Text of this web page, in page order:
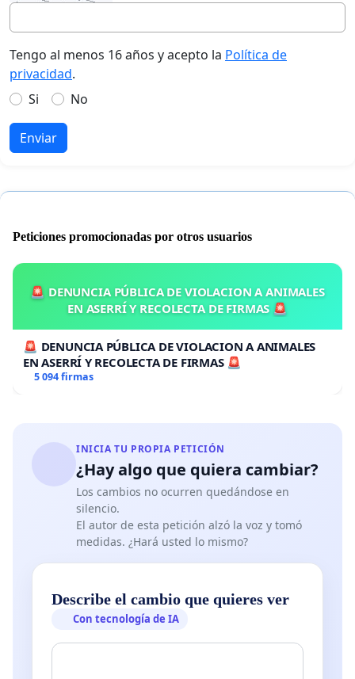
Tengo al menos 16 años y acepto la Política de
privacidad.
Si
No
Enviar
Peticiones promocionadas por otros usuarios
🚨 DENUNCIA PÚBLICA DE VIOLACION A ANIMALES
EN ASERRÍ Y RECOLECTA DE FIRMAS 🚨
🚨 DENUNCIA PÚBLICA DE VIOLACION A ANIMALES
EN ASERRÍ Y RECOLECTA DE FIRMAS 🚨
5 094 firmas
INICIA TU PROPIA PETICIÓN
¿Hay algo que quiera cambiar?
Los cambios no ocurren quedándose en
silencio.
El autor de esta petición alzó la voz y tomó
medidas. ¿Hará usted lo mismo?
Describe el cambio que quieres ver
Con tecnología de IA